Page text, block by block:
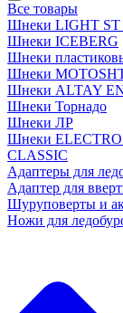
Все товары
Шнеки LIGHT ST
Шнеки ICEBERG
Шнеки
Шнеки
Шнеки ALTAY
Шнеки Торнадо
Шнеки ЛР
Шнеки
CLASSIC
Адаптеры для
Адаптер для
Шуруповерты и
Ножи для